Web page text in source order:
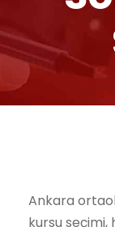
Ankara
kursu seçimi,